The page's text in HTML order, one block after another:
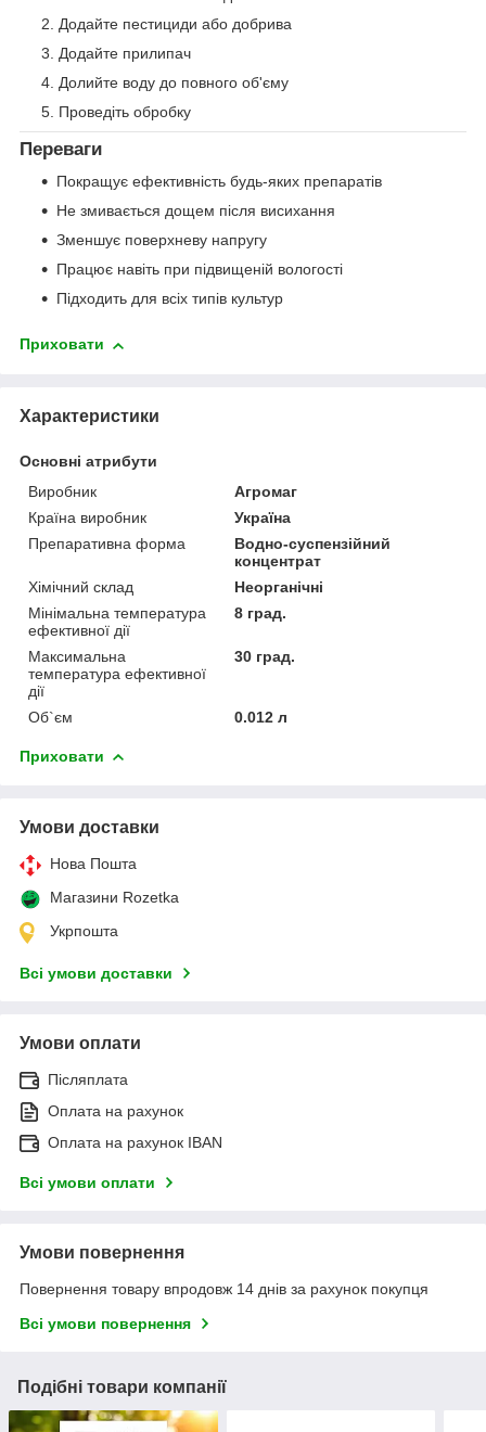
Додайте пестициди або добрива
Додайте прилипач
Долийте воду до повного об'єму
Проведіть обробку
Переваги
Покращує ефективність будь-яких препаратів
Не змивається дощем після висихання
Зменшує поверхневу напругу
Працює навіть при підвищеній вологості
Підходить для всіх типів культур
Приховати
Характеристики
Основні атрибути
Виробник
Агромаг
Країна виробник
Україна
Препаративна форма
Водно-суспензійний
концентрат
Хімічний склад
Неорганічні
Мінімальна температура
ефективної дії
8 град.
Максимальна
температура ефективної
дії
30 град.
Об`єм 0.012 л
Приховати
Умови доставки
Нова Пошта
Магазини Rozetka
Укрпошта
Всі умови доставки
Умови оплати
Післяплата
Оплата на рахунок
Оплата на рахунок IBAN
Всі умови оплати
Умови повернення
Повернення товару впродовж 14 днів за рахунок покупця
Всі умови повернення
Подібні товари компанії